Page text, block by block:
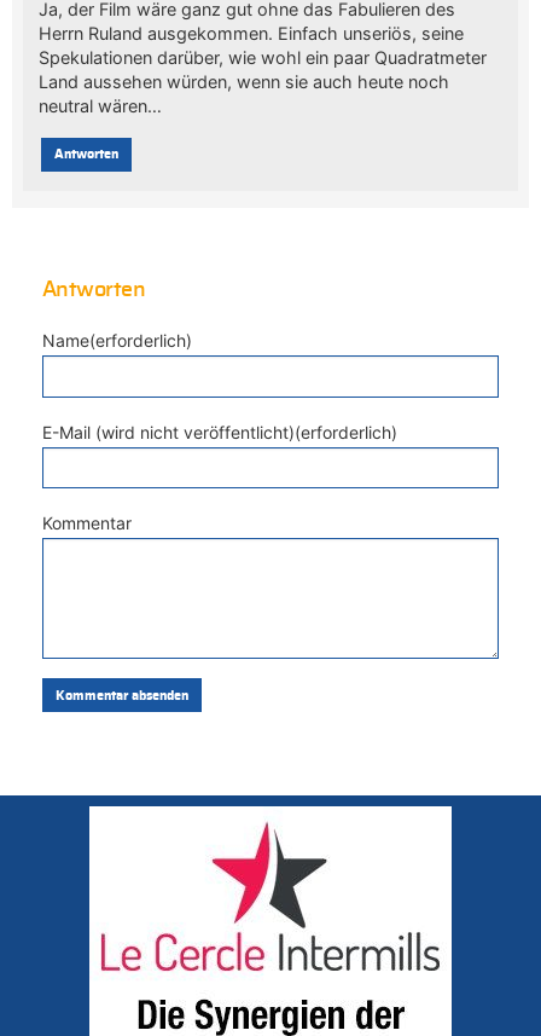
Ja, der Film wäre ganz gut ohne das Fabulieren des
Herrn Ruland ausgekommen. Einfach unseriös, seine
Spekulationen darüber, wie wohl ein paar Quadratmeter
Land aussehen würden, wenn sie auch heute noch
neutral wären…
Antworten
Antworten
Name(erforderlich)
E-Mail (wird nicht veröffentlicht)(erforderlich)
Kommentar